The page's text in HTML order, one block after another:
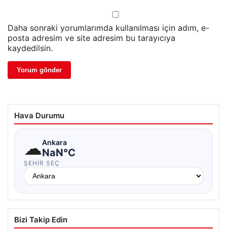
Daha sonraki yorumlarımda kullanılması için adım, e-
posta adresim ve site adresim bu tarayıcıya
kaydedilsin.
Hava Durumu
☁Ankara
NaN°C
ŞEHIR SEÇ
Bizi Takip Edin